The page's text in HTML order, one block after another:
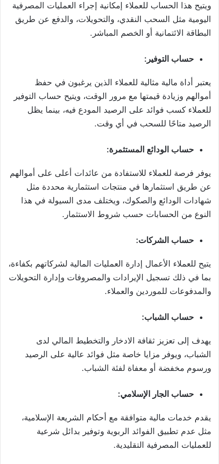
ويتيح هذا الحساب للعملاء إمكانية إجراء العمليات المصرفية
اليومية مثل السحب النقدي، والتحويلات، والدفع عن طريق
البطاقة الائتمانية أو الخصم المباشر.
حساب التوفير:
يعتبر أداة مالية مثالية للعملاء الذين يرغبون في حفظ
أموالهم وزيادة قيمتها مع مرور الوقت، ويتيح حساب التوفير
للعملاء كسب فوائد على الرصيد المودع فيه، بينما يظل
الرصيد متاحًا للسحب في أي وقت.
حساب الودائع المستثمرة:
يوفر فرصة للعملاء للاستفادة من عائدات أعلى على أموالهم
عن طريق استثمارها في منتجات استثمارية محددة مثل
شهادات الودائع والصكوك، ويختلف مدى السيولة في هذا
النوع من الحسابات حسب شروط الاستثمار.
حساب الشركات:
يتيح للعملاء الأعمال إدارة العمليات المالية لشركاتهم بكفاءة،
بما في ذلك تسجيل الإيرادات والمصروفات وإدارة التحويلات
والمدفوعات للموردين والعملاء.
حساب الشباب:
يهدف إلى تعزيز ثقافة الادخار والتخطيط المالي لدى
الشباب، ويوفر مزايا خاصة مثل فوائد عالية على الرصيد
ورسوم مخفضة أو معفاة لفئة الشباب.
حساب الجار الإسلامي:
يقدم خدمات مالية متوافقة مع أحكام الشريعة الإسلامية،
مثل عدم تطبيق الفوائد الربوية وتوفير بدائل شرعية
للعمليات المصرفية التقليدية.